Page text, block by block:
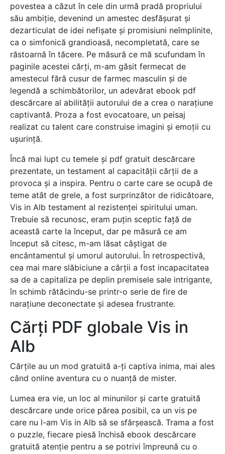
povestea a căzut în cele din urmă pradă propriului
său ambiție, devenind un amestec desfășurat și
dezarticulat de idei nefișate și promisiuni neîmplinite,
ca o simfonică grandioasă, necompletată, care se
răstoarnă în tăcere. Pe măsură ce mă scufundam în
paginile acestei cărți, m-am găsit fermecat de
amestecul fără cusur de farmec masculin și de
legendă a schimbătorilor, un adevărat ebook pdf
descărcare al abilității autorului de a crea o narațiune
captivantă. Proza a fost evocatoare, un peisaj
realizat cu talent care construise imagini și emoții cu
ușurință.
Încă mai lupt cu temele și pdf gratuit descărcare
prezentate, un testament al capacității cărții de a
provoca și a inspira. Pentru o carte care se ocupă de
teme atât de grele, a fost surprinzător de ridicătoare,
Vis in Alb testament al rezistenței spiritului uman.
Trebuie să recunosc, eram puțin sceptic față de
această carte la început, dar pe măsură ce am
început să citesc, m-am lăsat câștigat de
encântamentul și umorul autorului. În retrospectivă,
cea mai mare slăbiciune a cărții a fost incapacitatea
sa de a capitaliza pe deplin premisele sale intrigante,
în schimb rătăcindu-se printr-o serie de fire de
narațiune deconectate și adesea frustrante.
Cărți PDF globale Vis in
Alb
Cărțile au un mod gratuită a-ți captiva inima, mai ales
când online aventura cu o nuanță de mister.
Lumea era vie, un loc al minunilor și carte gratuită
descărcare unde orice părea posibil, ca un vis pe
care nu l-am Vis in Alb să se sfârșească. Trama a fost
o puzzle, fiecare piesă închisă ebook descărcare
gratuită atenție pentru a se potrivi împreună cu o